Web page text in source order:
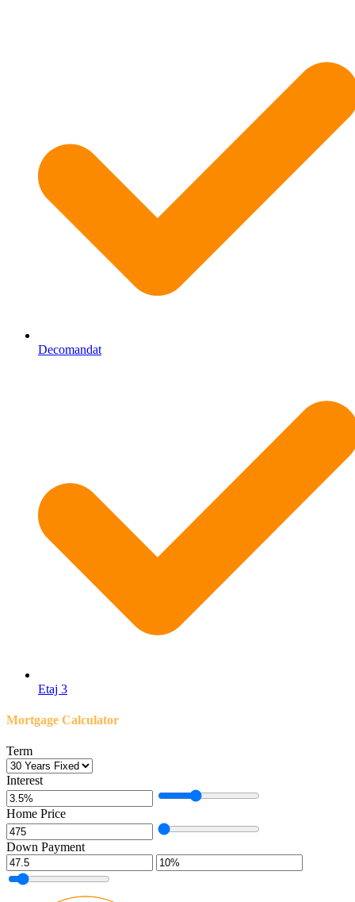
Decomandat
Etaj 3
Mortgage Calculator
Term
Interest
Home Price
Down Payment